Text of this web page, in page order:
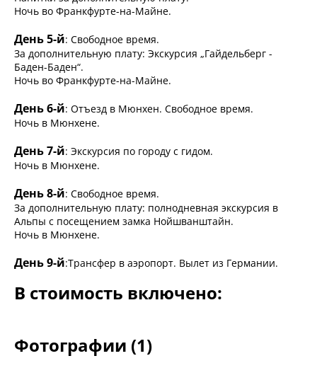
Ночь во Франкфурте-на-Майне.
День 5-й: Свободное время.
За дополнительную плату: Экскурсия „Гайдельберг -
Баден-Баден“.
Ночь во Франкфурте-на-Майне.
День 6-й: Отъезд в Мюнхен. Свободное время.
Ночь в Мюнхене.
День 7-й: Экскурсия по городу с гидом.
Ночь в Мюнхене.
День 8-й: Свободное время.
За дополнительную плату: полнодневная экскурсия в
Альпы с посещением замка Нойшванштайн.
Ночь в Мюнхене.
День 9-й:Трансфер в аэропорт. Вылет из Германии.
В стоимость включено:
Фотографии (1)